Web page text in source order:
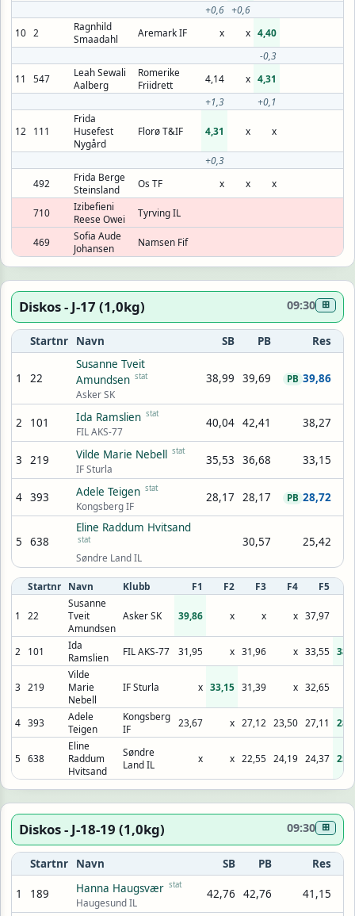
+0,6 +0,6
10
2
Ragnhild
Smaadahl
Aremark IF x x 4,40
-0,3
11
547
Leah Sewali
Aalberg
Romerike
Friidrett
4,14 x 4,31
+1,3
+0,1
12 111
Frida
Husefest
Nygård
Florø T&IF 4,31 x x
+0,3
492
Frida Berge
Steinsland
Os TF x x x
710
Izibefieni
Reese Owei
Tyrving IL
469
Sofia Aude
Johansen
Namsen Fif
Diskos - J-17 (1,0kg) 09:30 ⊞
Startnr Navn SB PB Res
1 22
Susanne Tveit
Amundsen stat
Asker SK
38,99 39,69 39,86
PB
2 101 Ida Ramslien stat
FIL AKS-77
40,04 42,41 38,27
3 219 Vilde Marie Nebell stat
IF Sturla
35,53 36,68 33,15
4 393 Adele Teigen stat
Kongsberg IF
28,17 28,17 28,72
PB
5 638
Eline Raddum Hvitsand
stat
Søndre Land IL
30,57 25,42
Startnr Navn Klubb F1 F2 F3 F4 F5
1 22
Susanne
Tveit
Amundsen
Asker SK 39,86 x x x 37,97
2 101
Ida
Ramslien
FIL AKS-77 31,95 x 31,96 x 33,55
3 219
Vilde
Marie
Nebell
IF Sturla x 33,15 31,39 x 32,65
4 393
Adele
Teigen
Kongsberg
IF
23,67 x 27,12 23,50 27,11
5 638
Eline
Raddum
Hvitsand
Søndre
Land IL
x x 22,55 24,19 24,37
Diskos - J-18-19 (1,0kg) 09:30 ⊞
Startnr Navn SB PB Res
1 189 Hanna Haugsvær stat
Haugesund IL
42,76 42,76 41,15